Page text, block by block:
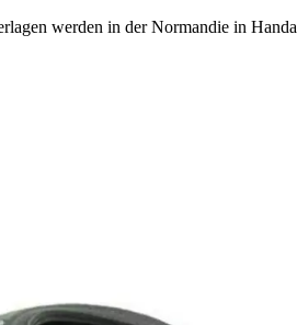
werden in der Normandie in